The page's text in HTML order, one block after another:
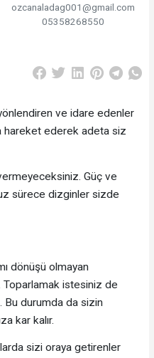
ozcanaladag001@gmail.com
05358268550
ve idare edenler
hareket ederek adeta siz
Güç ve
sürece dizginler sizde
dönüşü olmayan
Toparlamak istesiniz de
Bu durumda da sizin
kar kalır.
sizi oraya getirenler